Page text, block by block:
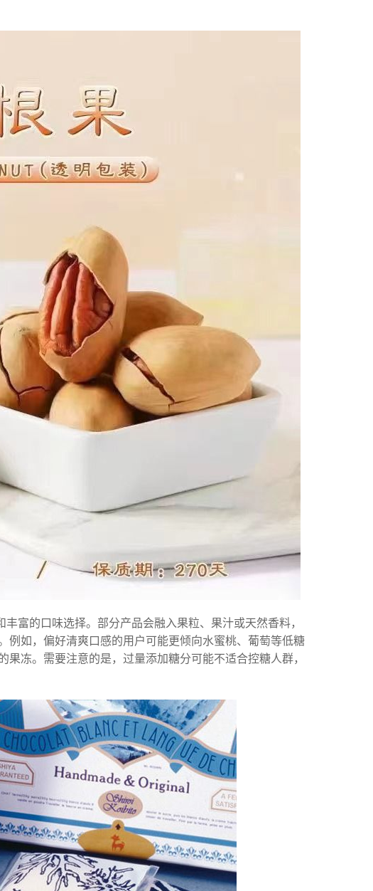
富的口味选择。部分产品会融入果粒、果汁或天然香料，
例如，偏好清爽口感的用户可能更倾向水蜜桃、葡萄等低糖
冻。需要注意的是，过量添加糖分可能不适合控糖人群，